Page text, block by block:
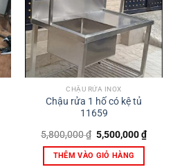
CHẬU RỬA INOX
Chậu rửa 1 hố có kệ tủ
11659
5,800,000₫ Giá
gốc
là:
5,800,000 ₫.
5,500,000₫Giá
hiện
THÊM VÀO GIỎ HÀNG